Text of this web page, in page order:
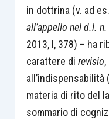
in dottrina (v. ad
all’appello nel d.l.
2013, I, 378) – ha
carattere di revisio
materia di rito del
sommario di